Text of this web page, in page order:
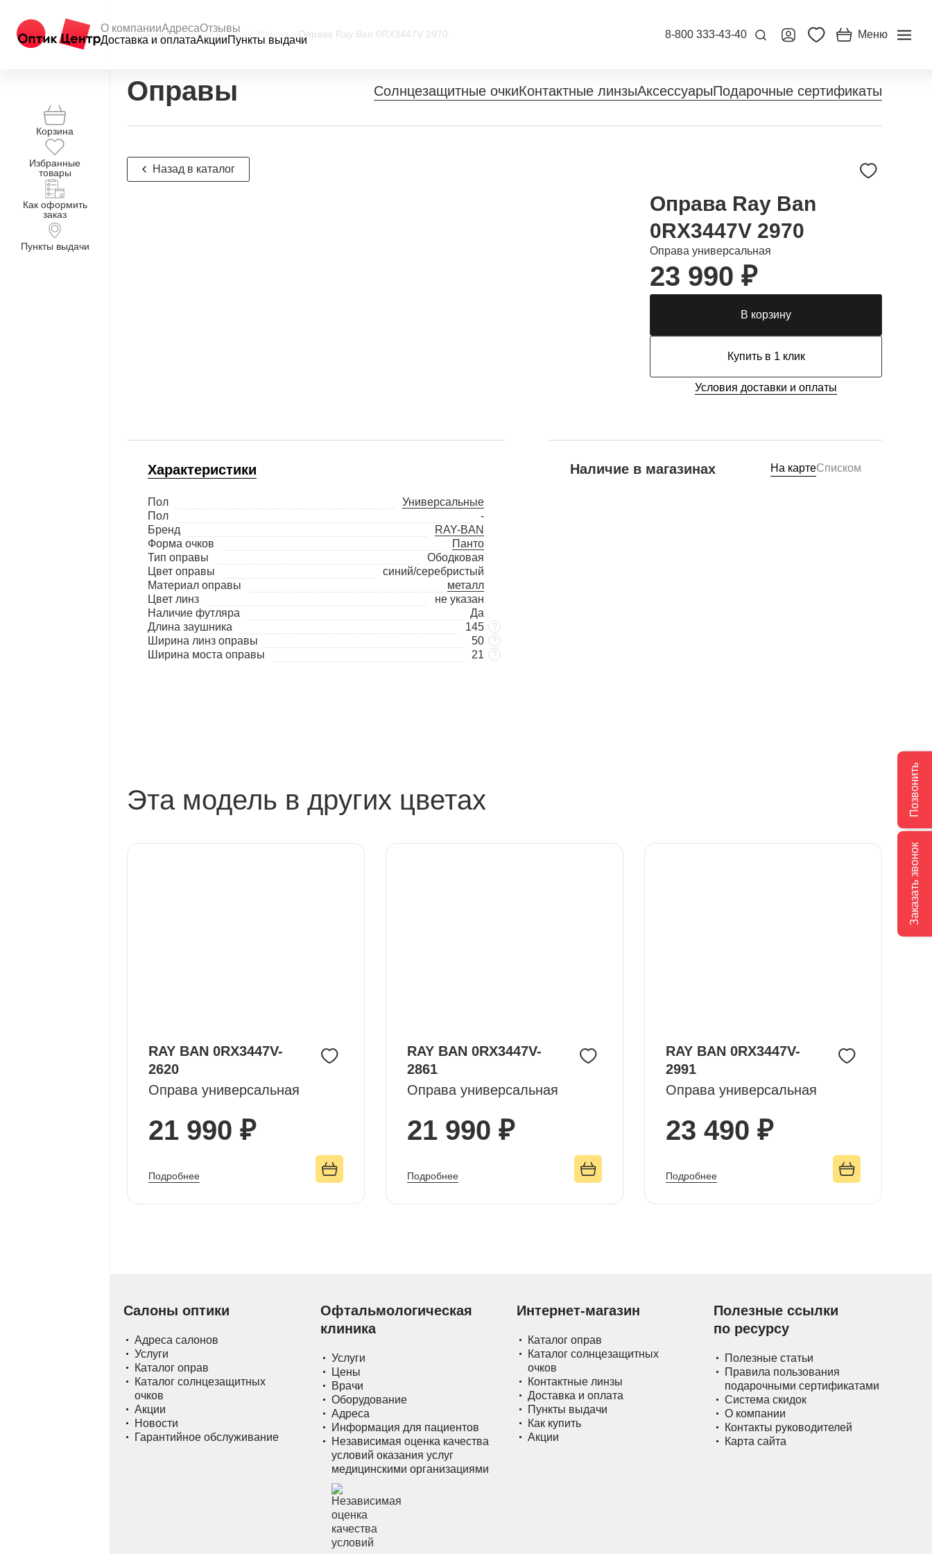
О компанииАдресаОтзывы
Доставка и оплатаАкцииПункты выдачи 8-800 333-43-40 Меню
Корзина
Избранные
товары
Как оформить
заказ
Пункты выдачи
Главная /Интернет-магазин Оправа Ray Ban 0RX3447V 2970
Оправы Солнцезащитные очкиКонтактные линзыАксессуарыПодарочные сертификаты
Назад в каталог
Оправа Ray Ban
0RX3447V 2970
Оправа универсальная
23 990 ₽
В корзину
Купить в 1 клик
Условия доставки и оплаты
Характеристики
Пол
Универсальные
Пол
-
Бренд
RAY-BAN
Форма очков
Панто
Тип оправы
Ободковая
Цвет оправы
синий/серебристый
Материал оправы
металл
Цвет линз
не указан
Наличие футляра
Да
Длина заушника
145 ?
Ширина линз оправы 50 ?
Ширина моста оправы 21 ?
Наличие в магазинах На картеСписком
Эта модель в других цветах
RAY BAN 0RX3447V-
2620
Оправа универсальная
21 990 ₽
Подробнее
RAY BAN 0RX3447V-
2861
Оправа универсальная
21 990 ₽
Подробнее
RAY BAN 0RX3447V-
2991
Оправа универсальная
23 490 ₽
Подробнее
Салоны оптики
Адреса салонов
Услуги
Каталог оправ
Каталог солнцезащитных
очков
Акции
Новости
Гарантийное обслуживание
Офтальмологическая
клиника
Услуги
Цены
Врачи
Оборудование
Адреса
Информация для пациентов
Независимая оценка качества
условий оказания услуг
медицинскими организациями
Интернет-магазин
Каталог оправ
Каталог солнцезащитных
очков
Контактные линзы
Доставка и оплата
Пункты выдачи
Как купить
Акции
Полезные ссылки
по ресурсу
Полезные статьи
Правила пользования
подарочными сертификатами
Система скидок
О компании
Контакты руководителей
Карта сайта
Заказать звонок
Позвонить